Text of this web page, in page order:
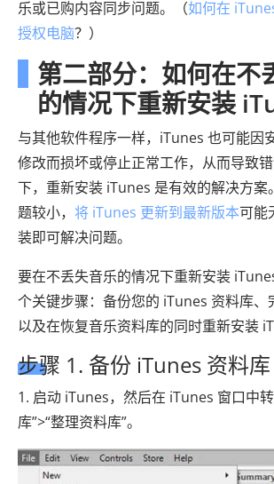
乐或已购内容同步问题。（如何在
授权电脑？）
第二部分：如何在不
的情况下重新安装
与其他软件程序一样，iTunes 也可能因
修改而损坏或停止正常工作，从而导致
下，重新安装 iTunes 是有效的解决方案
题较小， 将 iTunes 更新到最新版本可能
装即可解决问题。
要在不丢失音乐的情况下重新安装
个关键步骤：备份您的 iTunes 资料库、
以及在恢复音乐资料库的同时重新安装
步骤 1. 备份 iTunes 资料库
1. 启动 iTunes，然后在 iTunes 窗口中转
库”>“整理资料库”。